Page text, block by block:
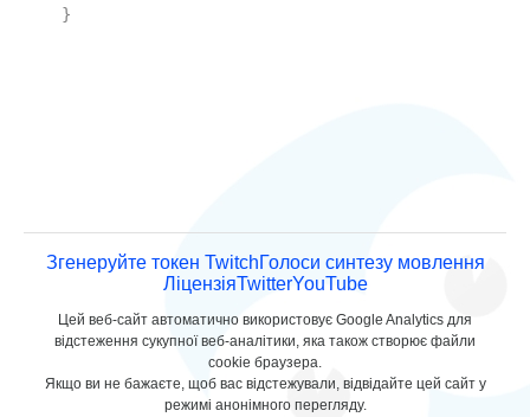
}
Згенеруйте токен TwitchГолоси синтезу мовлення
ЛіцензіяTwitterYouTube
Цей веб-сайт автоматично використовує Google Analytics для
відстеження сукупної веб-аналітики, яка також створює файли
cookie браузера.
Якщо ви не бажаєте, щоб вас відстежували, відвідайте цей сайт у
режимі анонімного перегляду.